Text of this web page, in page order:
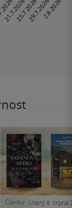
Články Úterý 4. srpna